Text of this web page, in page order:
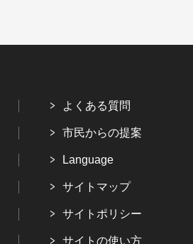
よくある質問
市民からの提案
Language
サイトマップ
サイトポリシー
サイトの使い方